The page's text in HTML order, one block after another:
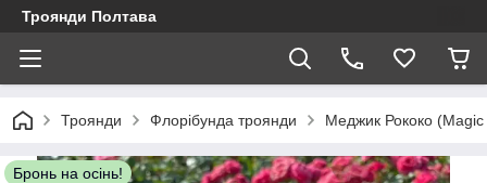
Троянди Полтава
Троянди Флорібунда троянди Меджик Рококо
Бронь на осінь!